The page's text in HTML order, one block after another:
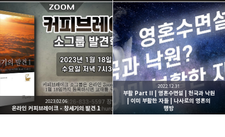
온라인 커피브레이크 - 창세기의 발견 1
2023.02.06
부활 Part II | 영혼수면설 | 천국과 낙원
| 이미 부활한 자들 | 나사로의 영혼의
행방
2022.12.31